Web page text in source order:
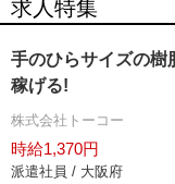
求人特集
手のひらサイズの樹
稼げる!
株式会社トーコー
時給1,370円
派遣社員 / 大阪府